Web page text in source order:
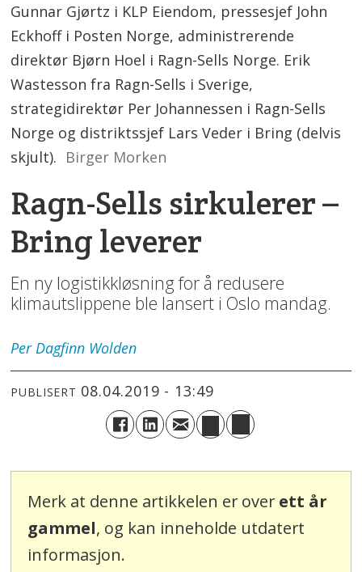
Gunnar Gjørtz i KLP Eiendom, pressesjef John
Eckhoff i Posten Norge, administrerende
direktør Bjørn Hoel i Ragn-Sells Norge. Erik
Wastesson fra Ragn-Sells i Sverige,
strategidirektør Per Johannessen i Ragn-Sells
Norge og distriktssjef Lars Veder i Bring (delvis
skjult). Birger Morken
Ragn-Sells sirkulerer –
Bring leverer
En ny logistikkløsning for å redusere
klimautslippene ble lansert i Oslo mandag.
Per Dagfinn Wolden
PUBLISERT 08.04.2019 - 13:49
Merk at denne artikkelen er over ett år
gammel, og kan inneholde utdatert
informasjon.